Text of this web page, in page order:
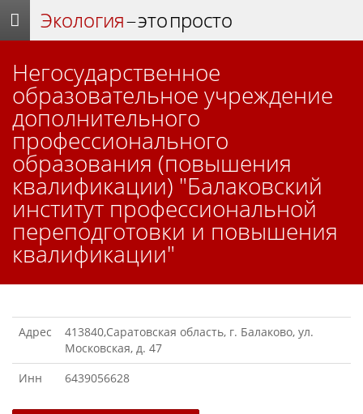
Экология– это просто
Негосударственное
образовательное учреждение
дополнительного
профессионального
образования (повышения
квалификации) "Балаковский
институт профессиональной
переподготовки и повышения
квалификации"
Адрес
413840,Саратовская область, г. Балаково, ул.
Московская, д. 47
Инн
6439056628